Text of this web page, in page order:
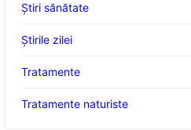
Ştiri sănătate
Știrile zilei
Tratamente
Tratamente naturiste